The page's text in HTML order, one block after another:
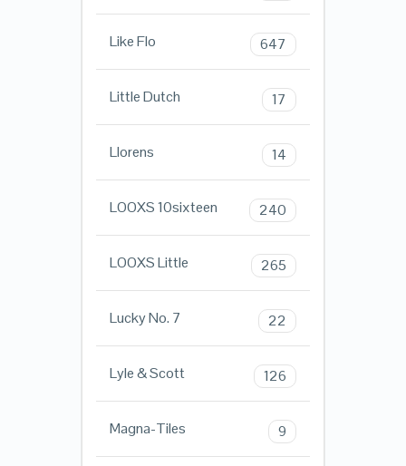
Like Flo 647
Little Dutch 17
Llorens 14
LOOXS 10sixteen 240
LOOXS Little 265
Lucky No. 7 22
Lyle & Scott 126
Magna-Tiles 9